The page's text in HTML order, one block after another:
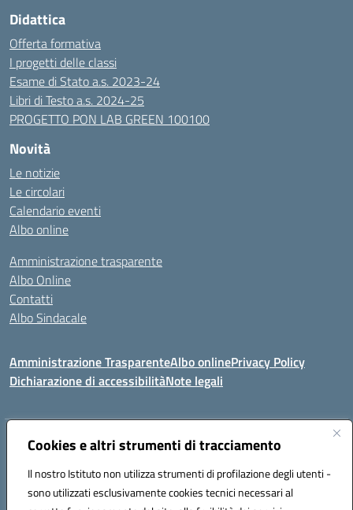
Cookies e altri strumenti di tracciamento
Il nostro Istituto non utilizza strumenti di profilazione degli utenti -
sono utilizzati esclusivamente cookies tecnici necessari al
Didattica
Offerta formativa
I progetti delle classi
Esame di Stato a.s. 2023-24
Libri di Testo a.s. 2024-25
PROGETTO PON LAB GREEN 100100
Novità
Le notizie
Le circolari
Calendario eventi
Albo online
Amministrazione trasparente
Albo Online
Contatti
Albo Sindacale
Amministrazione TrasparenteAlbo onlinePrivacy Policy
Dichiarazione di accessibilitàNote legali
Indirizzo:Via De Martis s.n.c. 07029 Tempio Pausania (OT)
Posta elettronica certificata (PEC):sssl030007@pec.istruzione.it
Codice fiscale: 91009410902